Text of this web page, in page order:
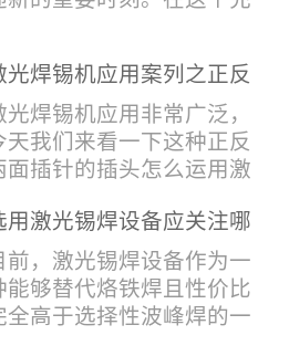
、排期紧凑，生产线有序
机调试、性能检测到成品
域十余载，没有华丽的措
，只有最朴实的工艺呈
，为客户解决实实在在的
地生产难题。决定电池安
的“微米关卡”随着新能源
车与储能市场爆发式增
，共同回顾了过去一年的
斗与辉煌，分享了成功的
悦，并对新的一年充满了
限憧憬。回望过去，铭记
理尹建中先生发表了振奋
心的讲话。他首先对全体
工在过去一年中的辛勤付
和卓越贡献表示了最衷心
感谢，并全面回顾了公司
光焊锡机应用案列之正反
面插针焊接
光焊锡机应用非常广泛，
天我们来看一下这种正反
面插针的插头怎么运用激
两面都有插针的插头，其
接的方式还是有一定的难
的，第一回流焊和自动烙
焊都不合适，因为对面一
用激光锡焊设备应关注哪
方面
前，激光锡焊设备作为一
能够替代烙铁焊且性价比
全高于选择性波峰焊的一